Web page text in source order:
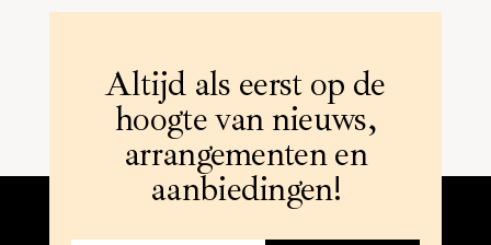
Altijd als eerst op de
hoogte van nieuws,
arrangementen en
aanbiedingen!